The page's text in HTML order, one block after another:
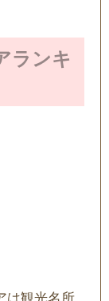
ランキ